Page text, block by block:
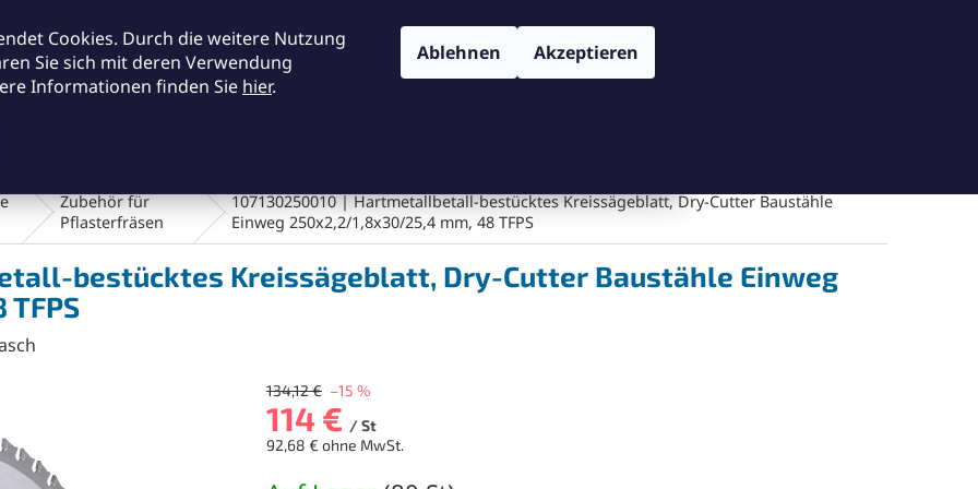
Cookies. Durch die weitere Nutzung
Sie sich mit deren Verwendung
Informationen finden Sie hier.
Ablehnen Akzeptieren
und Bürsten
Zubehör für
Pflasterfräsen
107130250010 | Hartmetallbetall-bestücktes Kreissägeblatt, Dry-Cutter Baustähle
Einweg 250x2,2/1,8x30/25,4 mm, 48 TFPS
bestücktes Kreissägeblatt, Dry-Cutter Baustähle Einweg
134,12 € –15 %
114 € / St
92,68 € ohne MwSt.